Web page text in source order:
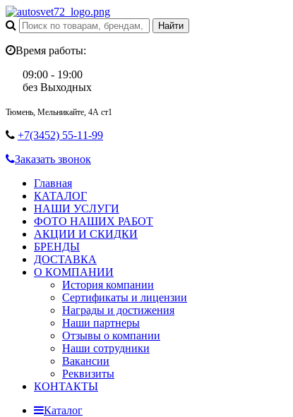
Время работы:
09:00 - 19:00
без Выходных
Тюмень, Мельникайте, 4А ст1
+7(3452) 55-11-99
Заказать звонок
Главная
КАТАЛОГ
НАШИ УСЛУГИ
ФОТО НАШИХ РАБОТ
АКЦИИ И СКИДКИ
БРЕНДЫ
ДОСТАВКА
О КОМПАНИИ
История компании
Сертификаты и лицензии
Награды и достижения
Наши партнеры
Отзывы о компании
Наши сотрудники
Вакансии
Реквизиты
КОНТАКТЫ
Каталог